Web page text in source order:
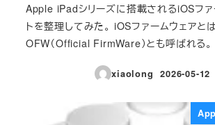
Apple iPadシリーズに搭載されるiOSファ
トを整理してみた。 iOSファームウェアと
OFW（Official FirmWare）とも呼ばれる。
xiaolong
投稿日
2026-05-12